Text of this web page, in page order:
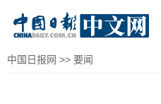
中国日报网 >> 要闻